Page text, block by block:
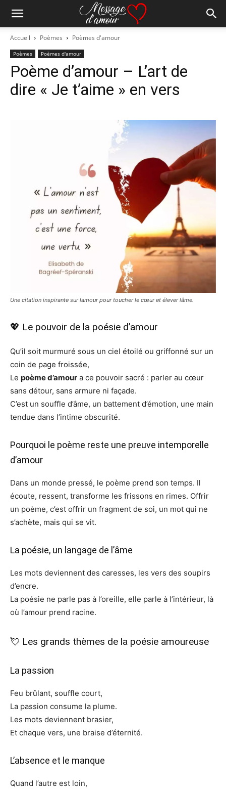
Accueil Poèmes Poèmes d'amour
Poèmes Poèmes d'amour
Poème d’amour – L’art de
dire « Je t’aime » en vers
Une citation inspirante sur lamour pour toucher le cœur et élever lâme.
💖 Le pouvoir de la poésie d’amour
Qu’il soit murmuré sous un ciel étoilé ou griffonné sur un
coin de page froissée,
Le poème d’amour a ce pouvoir sacré : parler au cœur
sans détour, sans armure ni façade.
C’est un souffle d’âme, un battement d’émotion, une main
tendue dans l’intime obscurité.
Pourquoi le poème reste une preuve intemporelle
d’amour
Dans un monde pressé, le poème prend son temps. Il
écoute, ressent, transforme les frissons en rimes. Offrir
un poème, c’est offrir un fragment de soi, un mot qui ne
s’achète, mais qui se vit.
La poésie, un langage de l’âme
Les mots deviennent des caresses, les vers des soupirs
d’encre.
La poésie ne parle pas à l’oreille, elle parle à l’intérieur, là
où l’amour prend racine.
💘 Les grands thèmes de la poésie amoureuse
La passion
Feu brûlant, souffle court,
La passion consume la plume.
Les mots deviennent brasier,
Et chaque vers, une braise d’éternité.
L’absence et le manque
Quand l’autre est loin,